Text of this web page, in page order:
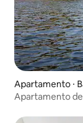
Apartamento ⋅
Apartamento de